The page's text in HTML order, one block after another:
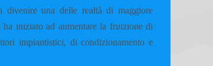
divenire una delle realtà di maggiore
iniziato ad aumentare la fruizione di
impiantistici, di condizionamento e